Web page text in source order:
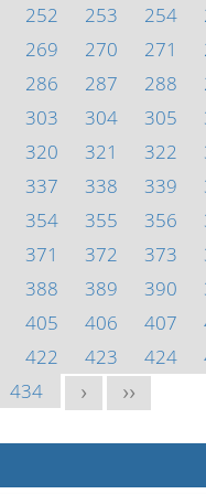
252 253 254
269 270 271
286 287 288
303 304 305
320 321 322
337 338 339
354 355 356
371 372 373
388 389 390
405 406 407
422 423 424
434 > >>